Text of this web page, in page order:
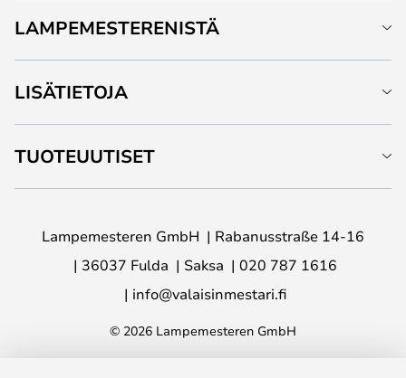
LAMPEMESTERENISTÄ
LISÄTIETOJA
TUOTEUUTISET
Lampemesteren GmbH
Rabanusstraße 14-16
36037 Fulda
Saksa
020 787 1616
info@valaisinmestari.fi
© 2026 Lampemesteren GmbH